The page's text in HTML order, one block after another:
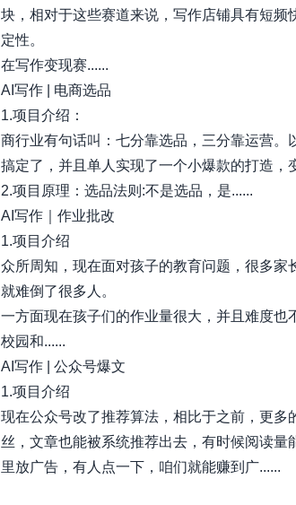
块，相对于这些赛道来说，写作店铺具有短频
定性。​
在写作变现赛......
AI写作 | 电商选品
1.项目介绍：​
商行业有句话叫：七分靠选品，三分靠运营。
搞定了，并且单人实现了一个小爆款的打造，
2.项目原理：​选品法则​:不是选品，是......
AI写作｜作业批改
1.项目介绍​
众所周知，现在面对孩子的教育问题，很多家
就难倒了很多人。
一方面现在孩子们的作业量很大，并且难度也
校园和......
AI写作 | 公众号爆文
1.项目介绍​
现在公众号改了推荐算法，相比于之前，更多
丝，文章也能被系统推荐出去，有时候阅读量
里放广告，有人点一下，咱们就能赚到广......